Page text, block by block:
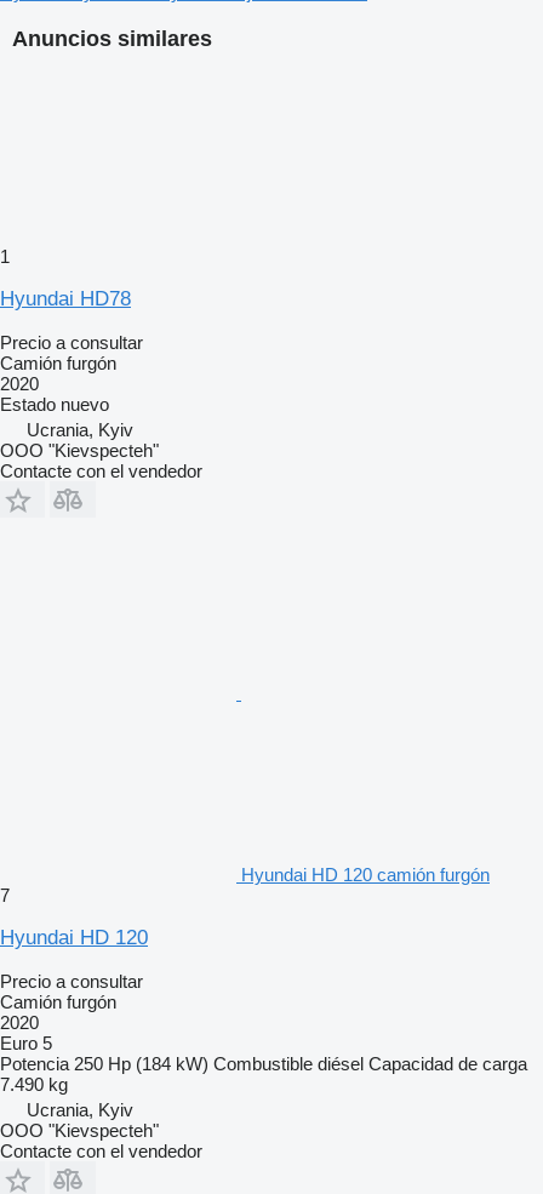
Anuncios similares
1
Hyundai HD78
Precio a consultar
Camión furgón
2020
Estado nuevo
Ucrania, Kyiv
OOO "Kievspecteh"
Contacte con el vendedor
Hyundai HD 120 camión furgón
7
Hyundai HD 120
Precio a consultar
Camión furgón
2020
Euro 5
Potencia 250 Hp (184 kW) Combustible diésel Capacidad de carga
7.490 kg
Ucrania, Kyiv
OOO "Kievspecteh"
Contacte con el vendedor